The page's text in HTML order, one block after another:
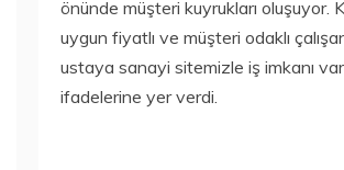
önünde müşteri kuyrukları oluşuyor.
uygun fiyatlı ve müşteri odaklı
ustaya sanayi sitemizle iş imkanı
ifadelerine yer verdi.